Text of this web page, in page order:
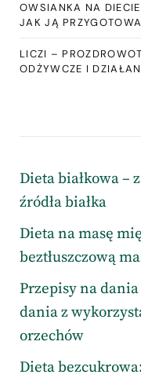
OWSIANKA NA
JAK JĄ
LICZI –
ODŻYWCZE I
Dieta białkowa –
źródła białka
Dieta na masę
beztłuszczową
Przepisy na
dania z
orzechów
Dieta